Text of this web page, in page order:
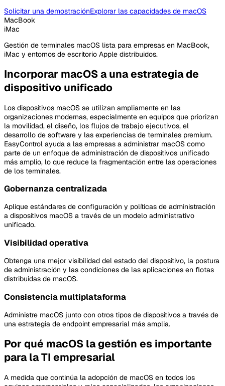
Solicitar una demostraciónExplorar las capacidades de macOS
MacBook
iMac
Gestión de terminales macOS lista para empresas en MacBook,
iMac y entornos de escritorio Apple distribuidos.
Incorporar macOS a una estrategia de
dispositivo unificado
Los dispositivos macOS se utilizan ampliamente en las
organizaciones modernas, especialmente en equipos que priorizan
la movilidad, el diseño, los flujos de trabajo ejecutivos, el
desarrollo de software y las experiencias de terminales premium.
EasyControl ayuda a las empresas a administrar macOS como
parte de un enfoque de administración de dispositivos unificado
más amplio, lo que reduce la fragmentación entre las operaciones
de los terminales.
Gobernanza centralizada
Aplique estándares de configuración y políticas de administración
a dispositivos macOS a través de un modelo administrativo
unificado.
Visibilidad operativa
Obtenga una mejor visibilidad del estado del dispositivo, la postura
de administración y las condiciones de las aplicaciones en flotas
distribuidas de macOS.
Consistencia multiplataforma
Administre macOS junto con otros tipos de dispositivos a través de
una estrategia de endpoint empresarial más amplia.
Por qué macOS la gestión es importante
para la TI empresarial
A medida que continúa la adopción de macOS en todos los